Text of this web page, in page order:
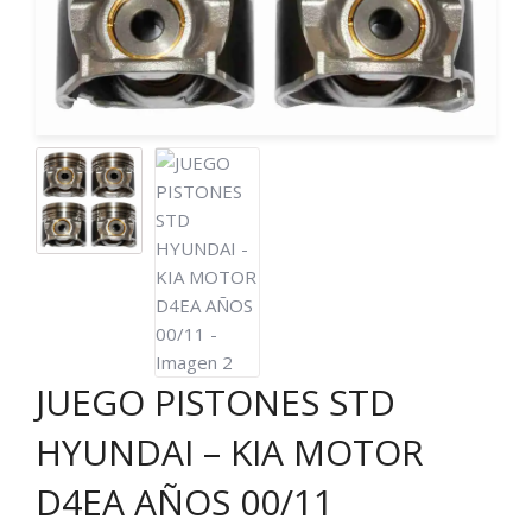
JUEGO PISTONES STD
HYUNDAI – KIA MOTOR
D4EA AÑOS 00/11